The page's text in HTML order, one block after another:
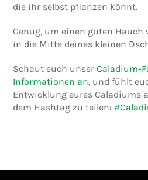
die ihr selbst pflanzen könnt.
Genug, um einen guten Hauch
in die Mitte deines kleinen
Schaut euch unser Caladium-
Informationen an, und fühlt
Entwicklung eures Caladiums
dem Hashtag zu teilen: